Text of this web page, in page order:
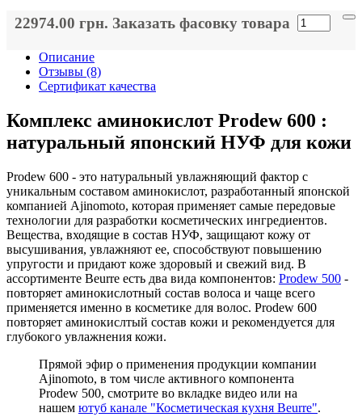
22974.00 грн. Заказать фасовку товара
Описание
Отзывы (8)
Сертификат качества
Комплекс аминокислот Prodew 600 :
натуральный японский НУФ для кожи
Prodew 600 - это натуральный увлажняющий фактор с
уникальным составом аминокислот, разработанный японской
компанией Ajinomoto, которая применяет самые передовые
технологии для разработки косметических ингредиентов.
Вещества, входящие в состав НУФ, защищают кожу от
высушивания, увлажняют ее, способствуют повышению
упругости и придают коже здоровый и свежий вид. В
ассортименте Beurre есть два вида компонентов: Prodew 500 -
повторяет аминокислотный состав волоса и чаще всего
применяется именно в косметике для волос. Prodew 600
повторяет аминокислтый состав кожи и рекомендуется для
глубокого увлажнения кожи.
Прямой эфир о применения продукции компании
Ajinomoto, в том числе активного компонента
Prodew 500, смотрите во вкладке видео или на
нашем ютуб канале "Косметическая кухня Beurre".